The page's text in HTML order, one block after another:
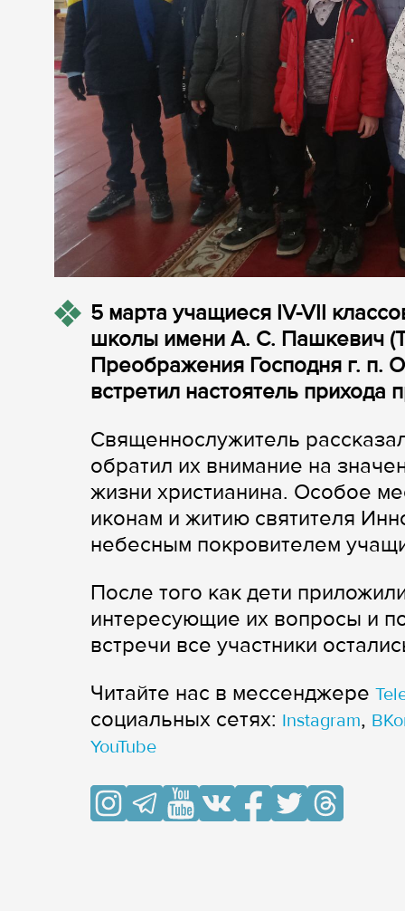
5 марта учащиеся IV-VII
школы имени А. С. Пашкевич
Преображения Господня г. п.
встретил настоятель прихода
Священнослужитель
обратил их внимание на
жизни христианина. Особое
иконам и житию святителя
небесным покровителем
После того как дети
интересующие их вопросы и
встречи все участники
Читайте нас в мессенджере
cоциальных сетях: Instagram,
YouTube